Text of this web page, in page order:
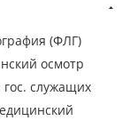
(ФЛГ)
осмотр
служащих